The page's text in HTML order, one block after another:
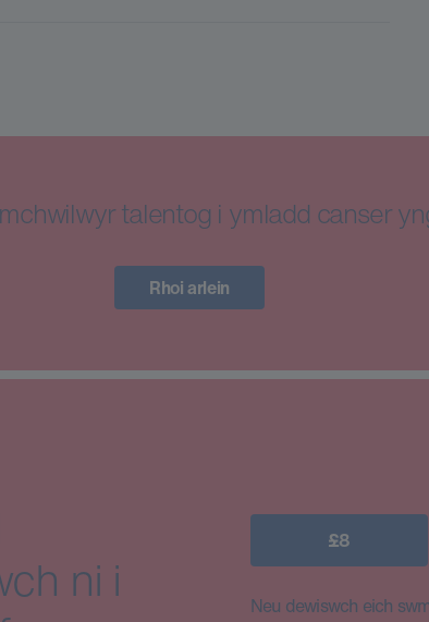
talentog i ymladd canser
Rhoi arlein
ni i
£8
Neu dewiswch eich